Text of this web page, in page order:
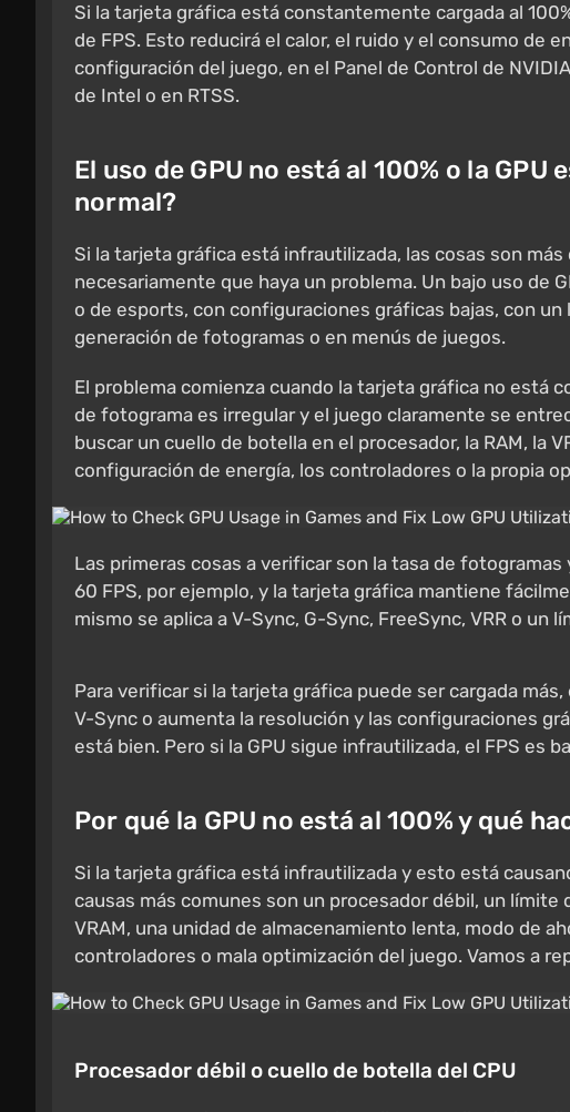
Si la tarjeta gráfica está constantemente cargada al
de FPS. Esto reducirá el calor, el ruido y el consumo de
configuración del juego, en el Panel de Control de
de Intel o en RTSS.
El uso de GPU no está al 100% o la
normal?
Si la tarjeta gráfica está infrautilizada, las cosas son
necesariamente que haya un problema. Un bajo uso de
o de esports, con configuraciones gráficas bajas, con
generación de fotogramas o en menús de juegos.
El problema comienza cuando la tarjeta gráfica no está
de fotograma es irregular y el juego claramente se
buscar un cuello de botella en el procesador, la RAM, la
configuración de energía, los controladores o la propia
Las primeras cosas a verificar son la tasa de
60 FPS, por ejemplo, y la tarjeta gráfica mantiene
mismo se aplica a V-Sync, G-Sync, FreeSync, VRR o un
Para verificar si la tarjeta gráfica puede ser cargada
V-Sync o aumenta la resolución y las configuraciones
está bien. Pero si la GPU sigue infrautilizada, el FPS es
Por qué la GPU no está al 100% y qué
Si la tarjeta gráfica está infrautilizada y esto está
causas más comunes son un procesador débil, un
VRAM, una unidad de almacenamiento lenta, modo de
controladores o mala optimización del juego. Vamos a
Procesador débil o cuello de botella del CPU